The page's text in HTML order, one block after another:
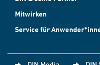
Mitwirken
Service für